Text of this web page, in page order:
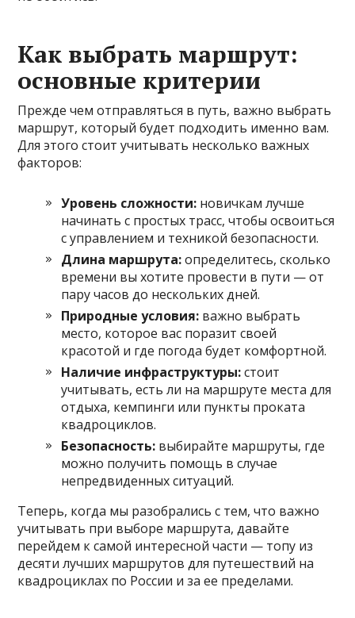
Как выбрать маршрут:
основные критерии
Прежде чем отправляться в путь, важно выбрать
маршрут, который будет подходить именно вам.
Для этого стоит учитывать несколько важных
факторов:
Уровень сложности: новичкам лучше
начинать с простых трасс, чтобы освоиться
с управлением и техникой безопасности.
Длина маршрута:определитесь, сколько
времени вы хотите провести в пути — от
пару часов до нескольких дней.
Природные условия: важно выбрать
место, которое вас поразит своей
красотой и где погода будет комфортной.
Наличие инфраструктуры:стоит
учитывать, есть ли на маршруте места для
отдыха, кемпинги или пункты проката
квадроциклов.
Безопасность: выбирайте маршруты, где
можно получить помощь в случае
непредвиденных ситуаций.
Теперь, когда мы разобрались с тем, что важно
учитывать при выборе маршрута, давайте
перейдем к самой интересной части — топу из
десяти лучших маршрутов для путешествий на
квадроциклах по России и за ее пределами.